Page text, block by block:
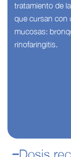
tratamiento de
que cursan con
mucosas:
rinofaringitis.